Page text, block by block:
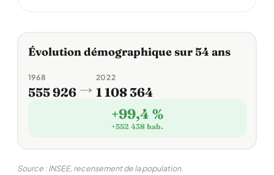
Évolution démographique sur 54 ans
1968
555 926 → 2022
1 108 364
+99,4 %
+552 438 hab.
Source : INSEE, recensement de la population.